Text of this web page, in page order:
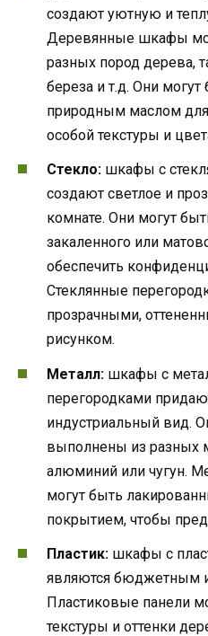
создают уютную и
Деревянные шкафы
разных пород дерева,
береза и т.д. Они
природным маслом
особой текстуры и
Стекло: шкафы с
создают светлое и
комнате. Они могут
закаленного или
обеспечить
Стеклянные
прозрачными,
рисунком.
Металл: шкафы с
перегородками
индустриальный вид.
выполнены из разных
алюминий или чугун.
могут быть
покрытием, чтобы
Пластик: шкафы с
являются бюджетным
Пластиковые панели
текстуры и оттенки